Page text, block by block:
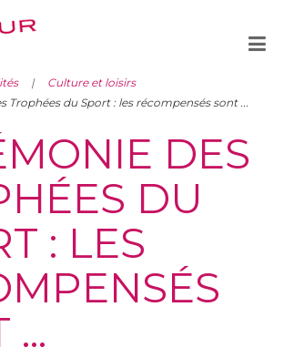
Culture et loisirs
Trophées du Sport : les récompensés sont ...
DES
DU
: LES
...